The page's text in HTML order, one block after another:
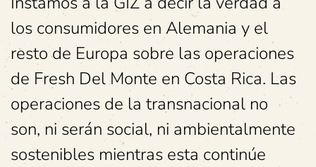
los consumidores en Alemania y el
resto de Europa sobre las operaciones
de Fresh Del Monte en Costa Rica. Las
operaciones de la transnacional no
son, ni serán social, ni ambientalmente
sostenibles mientras esta continúe